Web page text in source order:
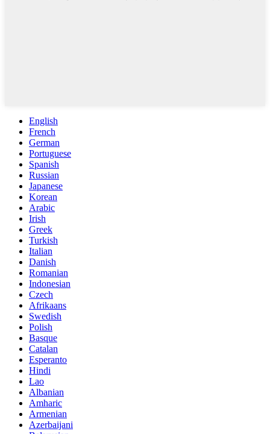
English
French
German
Portuguese
Spanish
Russian
Japanese
Korean
Arabic
Irish
Greek
Turkish
Italian
Danish
Romanian
Indonesian
Czech
Afrikaans
Swedish
Polish
Basque
Catalan
Esperanto
Hindi
Lao
Albanian
Amharic
Armenian
Azerbaijani